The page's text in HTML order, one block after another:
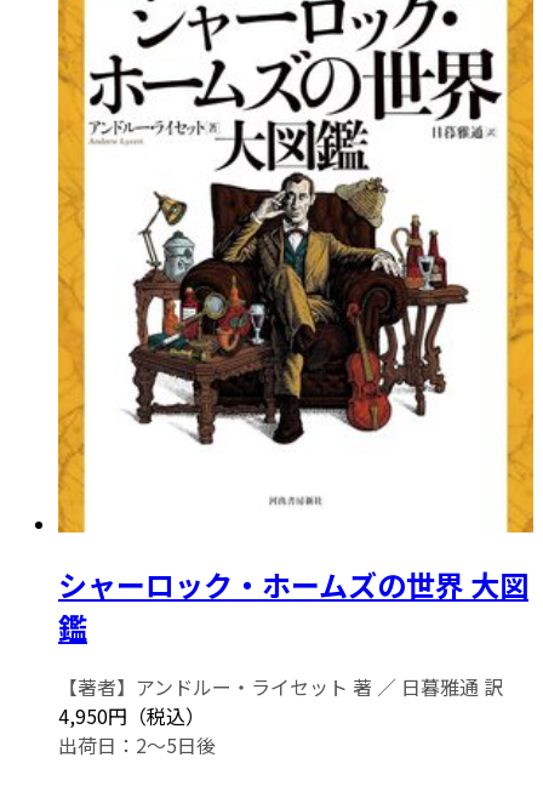
シャーロック・ホームズの世界 大図
鑑
【著者】アンドルー・ライセット 著 ／ 日暮雅通 訳
4,950円（税込）
出荷日：2～5日後